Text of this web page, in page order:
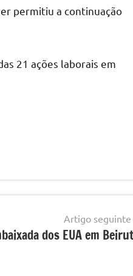
permitiu a continuação
21 ações laborais em
Artigo seguinte
dos EUA em